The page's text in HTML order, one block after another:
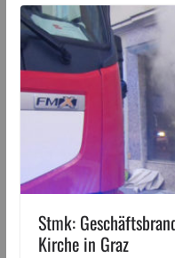
Stmk:
Kirche in Graz